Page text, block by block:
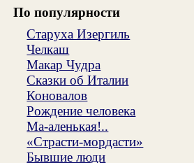
По популярности
Старуха Изергиль
Челкаш
Макар Чудра
Сказки об Италии
Коновалов
Рождение человека
Ма-аленькая!..
«Страсти-мордасти»
Бывшие люди